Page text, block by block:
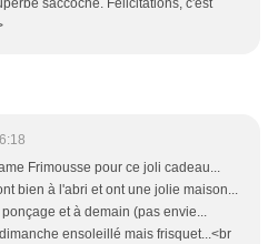
saccoche. Félicitations, c'est
Frimousse pour ce joli cadeau...
bien à l'abri et ont une jolie maison...
et à demain (pas envie...
ensoleillé mais frisquet...<br